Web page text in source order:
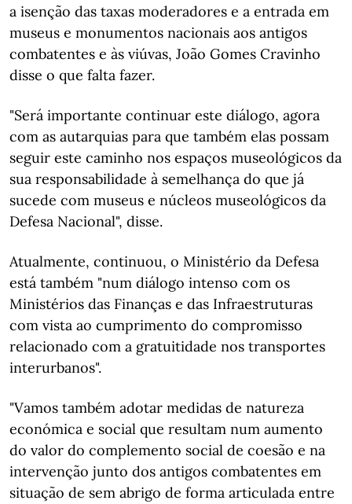
a isenção das taxas moderadores e a entrada em
museus e monumentos nacionais aos antigos
combatentes e às viúvas, João Gomes Cravinho
disse o que falta fazer.
"Será importante continuar este diálogo, agora
com as autarquias para que também elas possam
seguir este caminho nos espaços museológicos da
sua responsabilidade à semelhança do que já
sucede com museus e núcleos museológicos da
Defesa Nacional", disse.
Atualmente, continuou, o Ministério da Defesa
está também "num diálogo intenso com os
Ministérios das Finanças e das Infraestruturas
com vista ao cumprimento do compromisso
relacionado com a gratuitidade nos transportes
interurbanos".
"Vamos também adotar medidas de natureza
económica e social que resultam num aumento
do valor do complemento social de coesão e na
intervenção junto dos antigos combatentes em
situação de sem abrigo de forma articulada entre